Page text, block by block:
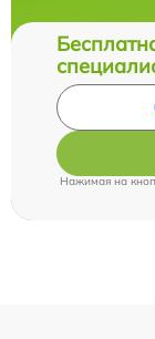
Нажимая на